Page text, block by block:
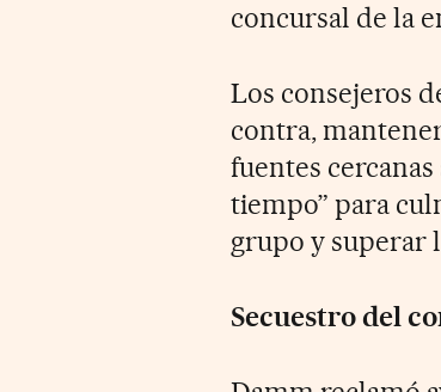
concursal de la
Los consejeros
contra,
fuentes
tiempo” para
grupo y superar
Secuestro del